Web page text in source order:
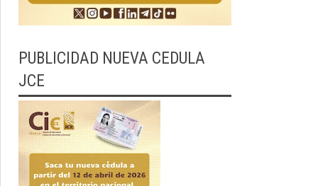
PUBLICIDAD NUEVA CEDULA
JCE